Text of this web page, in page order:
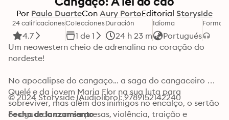
Por Paulo DuarteCon Aury PortoEditorial Storyside
24 calificaciones
4.7
Colecciones
1 de 1
Duración
24 h 23 m
Idioma
Portugués
Um neowestern cheio de adrenalina no coração do
nordeste!
No apocalipse do cangaço... a saga do cangaceiro
Quelé e da jovem Maria Flor na sua luta para
sobreviver, mas além dos inimigos no encalço, o sertão
os aguarda com surpresas, violência, traição e
© 2024 Storyside (Audiolibro): 9789152142240
Fecha de lanzamiento